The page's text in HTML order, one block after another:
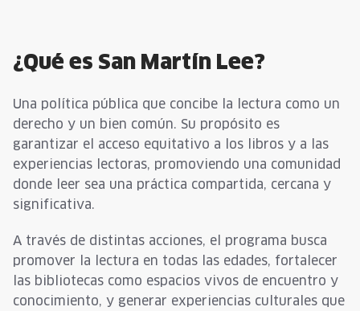
¿Qué es San Martín Lee?
Una política pública que concibe la lectura como un
derecho y un bien común. Su propósito es
garantizar el acceso equitativo a los libros y a las
experiencias lectoras, promoviendo una comunidad
donde leer sea una práctica compartida, cercana y
significativa.
A través de distintas acciones, el programa busca
promover la lectura en todas las edades, fortalecer
las bibliotecas como espacios vivos de encuentro y
conocimiento, y generar experiencias culturales que